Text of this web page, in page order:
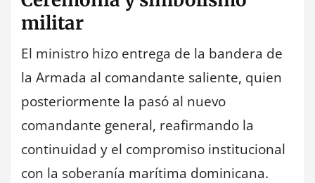
militar
El ministro hizo entrega de la bandera de
la Armada al comandante saliente, quien
posteriormente la pasó al nuevo
comandante general, reafirmando la
continuidad y el compromiso institucional
con la soberanía marítima dominicana.